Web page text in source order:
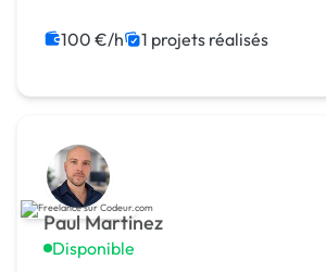
Gestion site web
Installation de Script
100 €/h 1 projets réalisés
Paul Martinez
Disponible